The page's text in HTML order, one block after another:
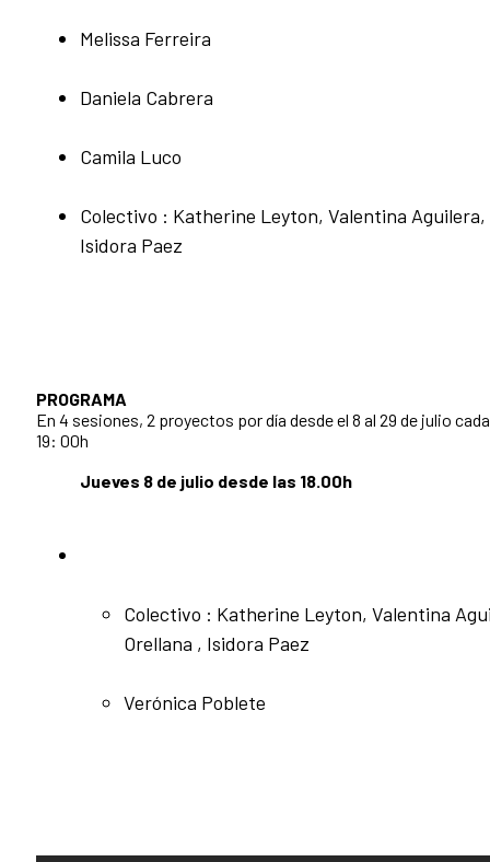
Melissa Ferreira
Daniela Cabrera
Camila Luco
Colectivo : Katherine Leyton, Valentina
Isidora Paez
PROGRAMA
En 4 sesiones, 2 proyectos por día desde el 8 al 29 de julio
19: 00h
Jueves 8 de julio desde las 18.00h
Colectivo : Katherine Leyton, Valentina
Orellana , Isidora Paez
Verónica Poblete